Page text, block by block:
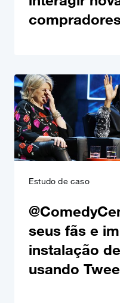
Estudo de caso
seus fãs e
instalação
usando